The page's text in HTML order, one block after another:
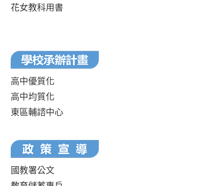
花女教科用書
高中優質化
高中均質化
東區輔諮中心
國教署公文